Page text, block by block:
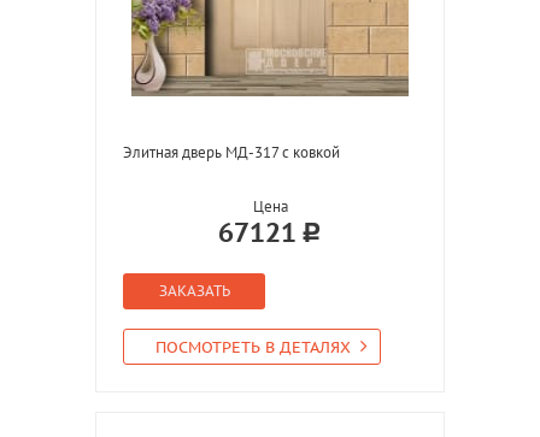
Элитная дверь МД-317 с ковкой
Цена
67121
ЗАКАЗАТЬ
ПОСМОТРЕТЬ В ДЕТАЛЯХ